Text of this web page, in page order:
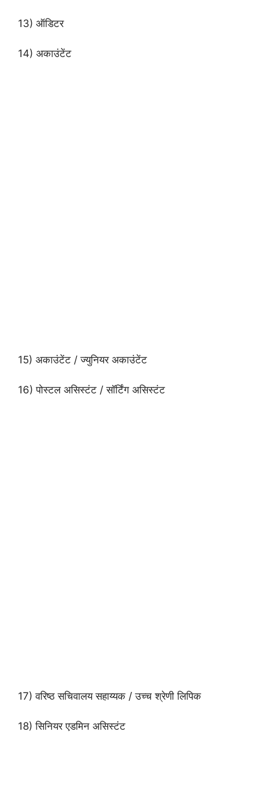
13) ऑडिटर
14) अकाउंटेंट
15) अकाउंटेंट / ज्युनियर अकाउंटेंट
16) पोस्टल असिस्टंट / सॉर्टिंग असिस्टंट
17) वरिष्ठ सचिवालय सहाय्यक / उच्च श्रेणी लिपिक
18) सिनियर एडमिन असिस्टंट